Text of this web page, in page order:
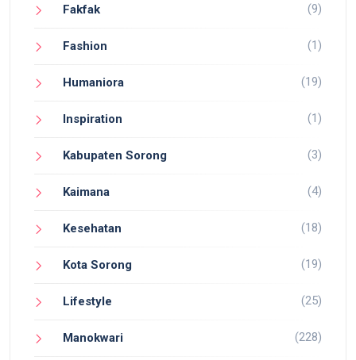
Fakfak (9)
Fashion (1)
Humaniora (19)
Inspiration (1)
Kabupaten Sorong (3)
Kaimana (4)
Kesehatan (18)
Kota Sorong (19)
Lifestyle (25)
Manokwari (228)